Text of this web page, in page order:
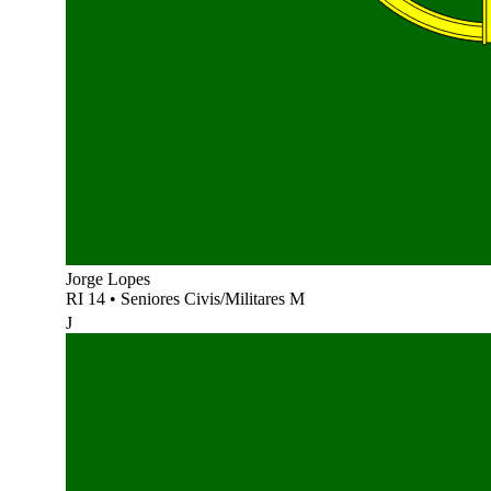
Jorge Lopes
RI 14 • Seniores Civis/Militares M
J